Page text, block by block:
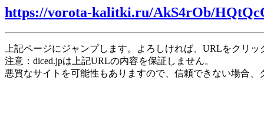
https://vorota-kalitki.ru/AkS4rOb/
上記ページにジャンプします。よろしければ、URLをクリ
注意：diced.jpは上記URLの内容を保証しません。
悪質なサイトを可能性もありますので、信頼できない場合、